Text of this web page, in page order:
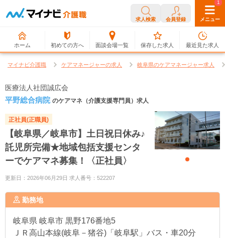
求人検索 会員登録 メニュー
ホーム 初めての方へ 面談会場一覧
0
保存した求人
1
最近見た求人
マイナビ介護職 ケアマネージャーの求人 岐阜県のケアマネージャー求人
医療法人社団誠広会
平野総合病院 のケアマネ（介護支援専門員）求人
正社員(正職員)
【岐阜県／岐阜市】土日祝日休み♪
託児所完備★地域包括支援センタ
ーでケアマネ募集！〈正社員〉
更新日：2026年06月29日 求人番号：522207
勤務地
岐阜県 岐阜市 黒野176番地5
ＪＲ高山本線(岐阜－猪谷)「岐阜駅」バス・車20分